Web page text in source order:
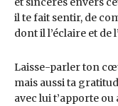
il te fait sentir, de
dont il l’éclaire et de
Laisse-parler ton
mais aussi ta
avec lui t’apporte